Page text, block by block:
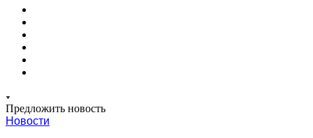
Предложить новость
Новости